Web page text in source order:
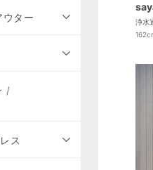
ター
/
ス
浄水